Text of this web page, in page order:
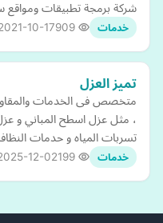
شركة برمجة تطبيقات ومواقع
خدمات 10-17
تميز العزل
متخصص فى الخدمات
، مثل عزل اسطح المباني و
تسربات المياه و حدمات
خدمات 12-02